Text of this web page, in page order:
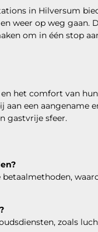
in Hilversum
weer op weg gaan.
om in één stop
het comfort van
een aangename
gastvrije sfeer.
zoals